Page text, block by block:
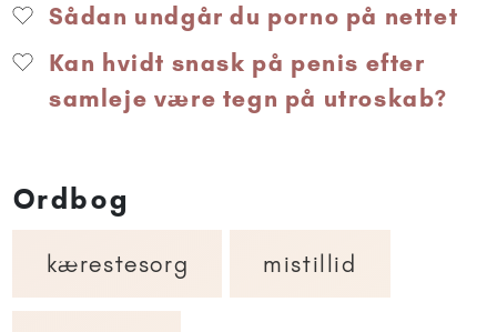
Sådan undgår du porno på nettet
Kan hvidt snask på penis efter
samleje være tegn på utroskab?
Ordbog
kærestesorg mistillid